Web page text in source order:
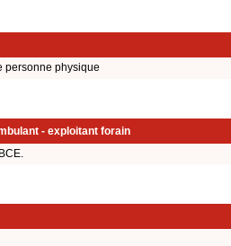
personne physique
- exploitant forain